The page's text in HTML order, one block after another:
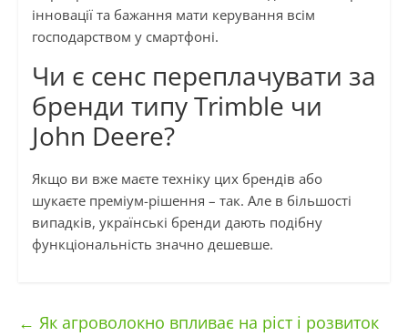
інновації та бажання мати керування всім
господарством у смартфоні.
Чи є сенс переплачувати за
бренди типу Trimble чи
John Deere?
Якщо ви вже маєте техніку цих брендів або
шукаєте преміум-рішення – так. Але в більшості
випадків, українські бренди дають подібну
функціональність значно дешевше.
← Як агроволокно впливає на ріст і розвиток